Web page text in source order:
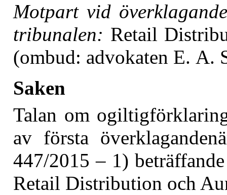
Motpart vid
tribunalen: Retail
(ombud: advokaten E. A.
Saken
Talan om
av första
447/2015 – 1)
Retail Distribution och